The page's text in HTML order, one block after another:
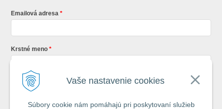
Vaše nastavenie cookies
Súbory cookie nám pomáhajú pri poskytovaní služieb
Emailová adresa
Krstné meno
Registráciou súhlasíte so